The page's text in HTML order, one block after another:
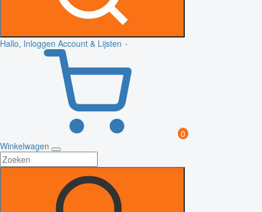
Hallo, Inloggen Account & Lijsten
0
Winkelwagen